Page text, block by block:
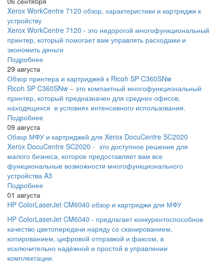
Xerox WorkCentre 7120 обзор, характеристики и картриджи к
устройству
Xerox WorkCentre 7120 - это недорогой многофункциональный
принтер, который помогает вам управлять расходами и
экономить деньги
Подробнее
29 августа
Обзор принтера и картриджей к Ricoh SP C360SNw
Ricoh SP C360SNw – это компактный многофункциональный
принтер, который предназначен для средних офисов,
находящихся в условиях интенсивного использования.
Подробнее
09 августа
Обзор МФУ и картриджей для Xerox DocuCentre SC2020
Xerox DocuCentre SC2020 - это доступное решение для
малого бизнеса, которое предоставляет вам все
функциональные возможности многофункционального
устройства A3
Подробнее
01 августа
HP ColorLaserJet CM6040 обзор и картриджи для МФУ
HP ColorLaserJet CM6040 - предлагает конкурентоспособное
качество цветопередачи наряду со сканированием,
копированием, цифровой отправкой и факсом, в
исключительно надёжной и простой в управлении
комплектации.